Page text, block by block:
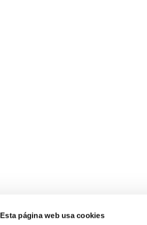
Esta página web usa cookies